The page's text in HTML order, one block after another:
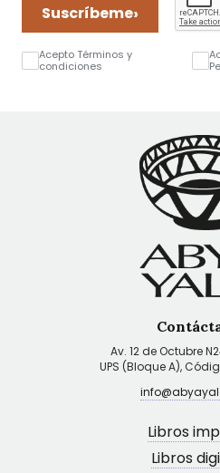
Suscríbeme›
Acepto Términos y
condiciones
Av. 12 de Octubre
UPS (Bloque A),
Libros
Libros